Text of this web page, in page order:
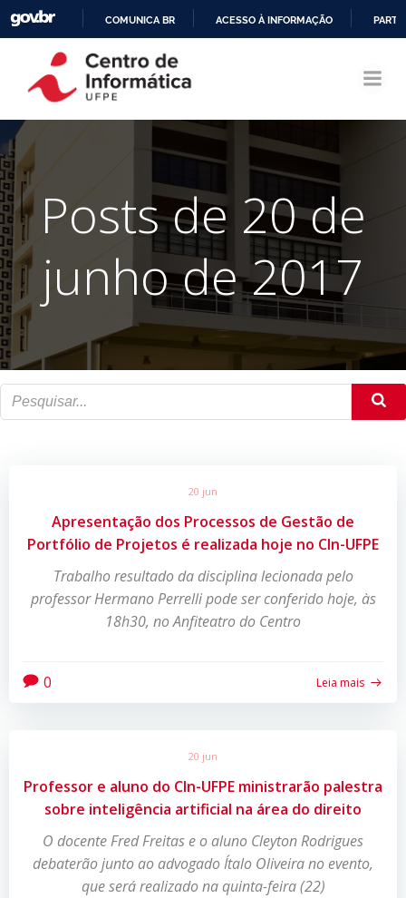
CONTEÚDO
COMUNICA BR ACESSO À INFORMAÇÃO
Posts de 20 de
junho de 2017
20 jun
Apresentação dos Processos de Gestão de
Portfólio de Projetos é realizada hoje no CIn-UFPE
Trabalho resultado da disciplina lecionada pelo
professor Hermano Perrelli pode ser conferido hoje, às
18h30, no Anfiteatro do Centro
0 Leia mais
20 jun
Professor e aluno do CIn-UFPE ministrarão palestra
sobre inteligência artificial na área do direito
O docente Fred Freitas e o aluno Cleyton Rodrigues
debaterão junto ao advogado Ítalo Oliveira no evento,
que será realizado na quinta-feira (22)